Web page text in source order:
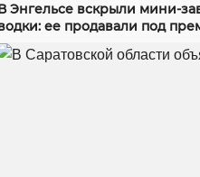
Энгельсе вскрыли мини-
ее продавали под